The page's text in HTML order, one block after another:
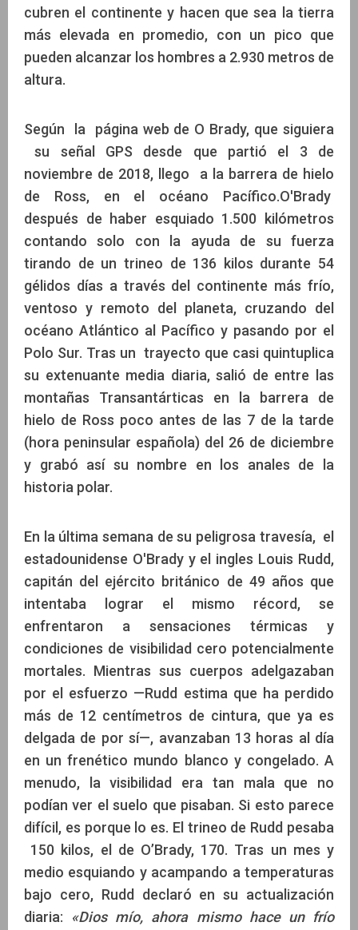
cubren el continente y hacen que sea la tierra
más elevada en promedio, con un pico que
pueden alcanzar los hombres a 2.930 metros de
altura.
Según la página web de O Brady, que siguiera
su señal GPS desde que partió el 3 de
noviembre de 2018, llego a la barrera de hielo
de Ross, en el océano Pacífico.O'Brady
después de haber esquiado 1.500 kilómetros
contando solo con la ayuda de su fuerza
tirando de un trineo de 136 kilos durante 54
gélidos días a través del continente más frío,
ventoso y remoto del planeta, cruzando del
océano Atlántico al Pacífico y pasando por el
Polo Sur. Tras un trayecto que casi quintuplica
su extenuante media diaria, salió de entre las
montañas Transantárticas en la barrera de
hielo de Ross poco antes de las 7 de la tarde
(hora peninsular española) del 26 de diciembre
y grabó así su nombre en los anales de la
historia polar.
En la última semana de su peligrosa travesía, el
estadounidense O'Brady y el ingles Louis Rudd,
capitán del ejército británico de 49 años que
intentaba lograr el mismo récord, se
enfrentaron a sensaciones térmicas y
condiciones de visibilidad cero potencialmente
mortales. Mientras sus cuerpos adelgazaban
por el esfuerzo —Rudd estima que ha perdido
más de 12 centímetros de cintura, que ya es
delgada de por sí—, avanzaban 13 horas al día
en un frenético mundo blanco y congelado. A
menudo, la visibilidad era tan mala que no
podían ver el suelo que pisaban. Si esto parece
difícil, es porque lo es. El trineo de Rudd pesaba
150 kilos, el de O’Brady, 170. Tras un mes y
medio esquiando y acampando a temperaturas
bajo cero, Rudd declaró en su actualización
diaria: «Dios mío, ahora mismo hace un frío